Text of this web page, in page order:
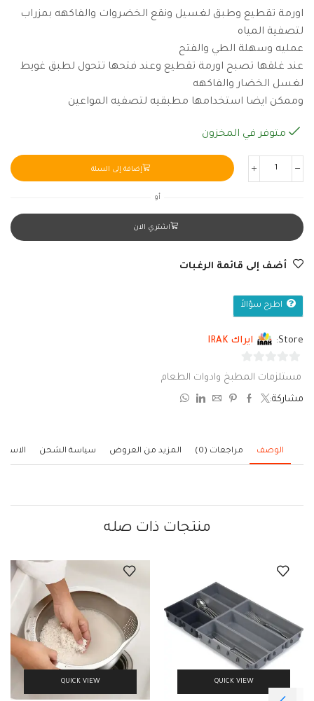
اورمة تقطيع وطبق لغسيل ونقع الخضروات والفاكهه بمزراب
لتصفية المياه
عمليه وسهلة الطي والفتح
عند غلقها تصبح اورمة تقطيع وعند فتحها تتحول لطبق غويط
لغسل الخضار والفاكهه
وممكن ايضا استخدامها مطبقيه لتصفيه المواعين
متوفر في المخزون
إضافة إلى السلة
أو
اشتري الان
أضف إلى قائمة الرغبات
اطرح سؤالاً
Store: ايراك IRAK
0
مستلزمات المطبخ وادوات الطعام
مشاركة:
الوصف مراجعات (0) المزيد من العروض سياسة الشحن
منتجات ذات صله
QUICK VIEW
QUICK VIEW